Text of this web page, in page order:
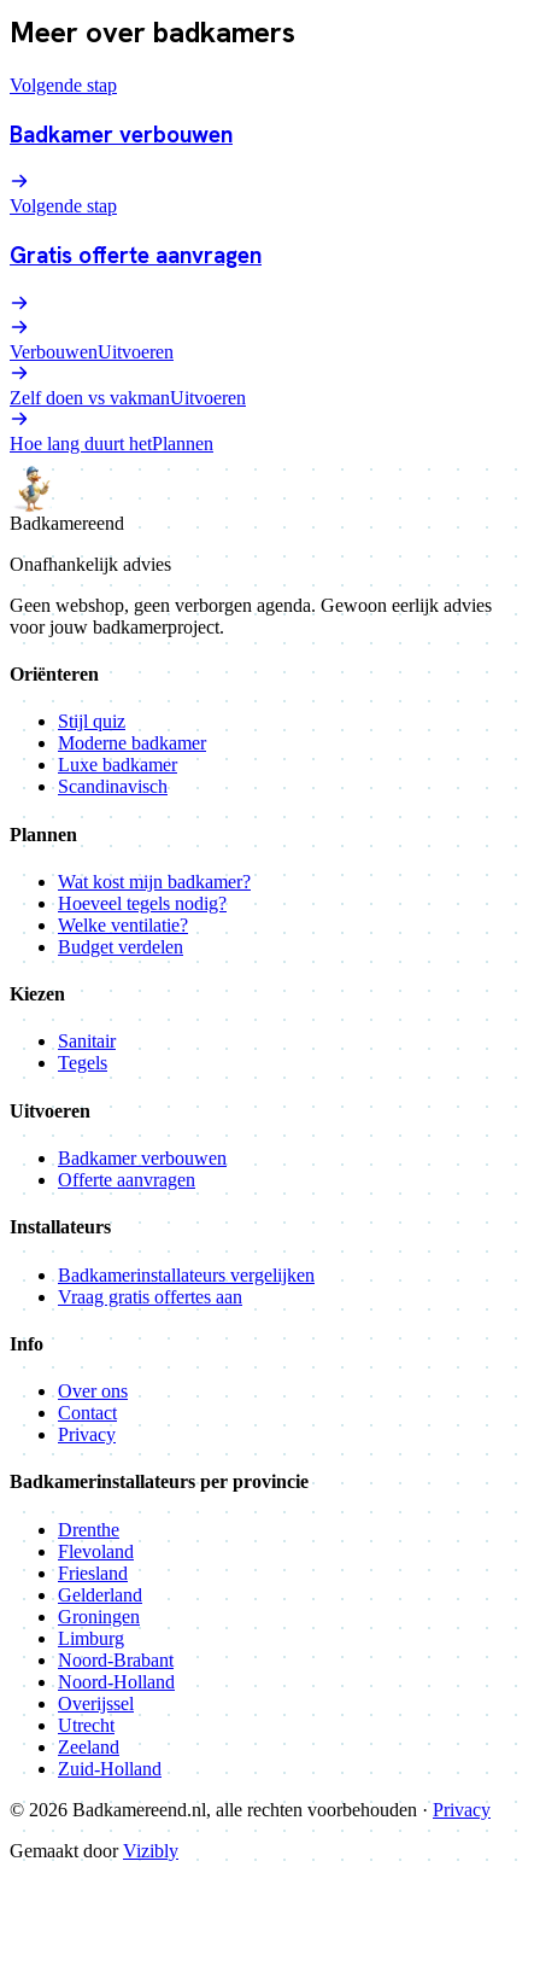
Meer over badkamers
Volgende stap
Badkamer verbouwen
Volgende stap
Gratis offerte aanvragen
VerbouwenUitvoeren
Zelf doen vs vakmanUitvoeren
Hoe lang duurt hetPlannen
Badkamereend
Onafhankelijk advies
Geen webshop, geen verborgen agenda. Gewoon eerlijk advies
voor jouw badkamerproject.
Oriënteren
Stijl quiz
Moderne badkamer
Luxe badkamer
Scandinavisch
Plannen
Wat kost mijn badkamer?
Hoeveel tegels nodig?
Welke ventilatie?
Budget verdelen
Kiezen
Sanitair
Tegels
Uitvoeren
Badkamer verbouwen
Offerte aanvragen
Installateurs
Badkamerinstallateurs vergelijken
Vraag gratis offertes aan
Info
Over ons
Contact
Privacy
Badkamerinstallateurs per provincie
Drenthe
Flevoland
Friesland
Gelderland
Groningen
Limburg
Noord-Brabant
Noord-Holland
Overijssel
Utrecht
Zeeland
Zuid-Holland
© 2026 Badkamereend.nl, alle rechten voorbehouden · Privacy
Gemaakt door Vizibly